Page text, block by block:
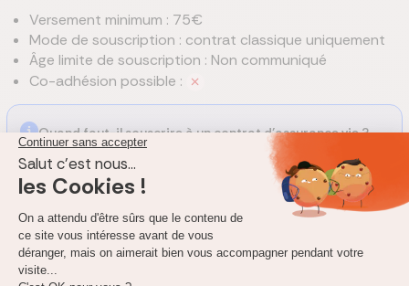
Versement minimum : 75€
Mode de souscription : contrat classique uniquement
Âge limite de souscription : Non communiqué
Co-adhésion possible :
Quand faut-il souscrire à un contrat d’assurance vie ?
Dès que possible ! La fiscalité étant de plus en plus
avantageuse avec le temps, il est conseillé de « prendre
date fiscale » le plus tôt possible.
Comment fonctionne le rachat de l’assurance vie
Macif ?